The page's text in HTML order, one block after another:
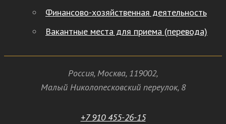
Финансово-хозяйственная деятельность
Вакантные места для приема (перевода)
Россия, Москва, 119002,
Малый Николопесковский переулок,8
+7 910 455-26-15